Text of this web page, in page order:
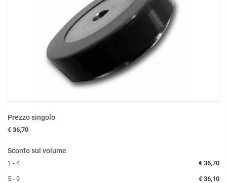
Prezzo singolo
€ 36,70
Sconto sul volume
1 - 4 € 36,70
5 - 9 € 36,10